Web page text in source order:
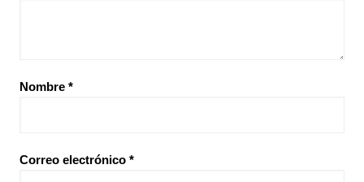
Nombre *
Correo electrónico *